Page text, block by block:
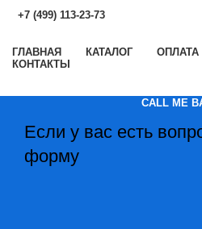
+7 (499) 113-23-73
ГЛАВНАЯ КАТАЛОГ
ОПЛАТА
КОНТАКТЫ
CALL ME
Если у вас есть
форму